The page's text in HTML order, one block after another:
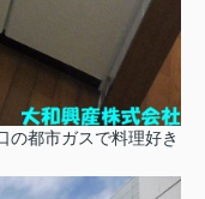
の都市ガスで料理好き